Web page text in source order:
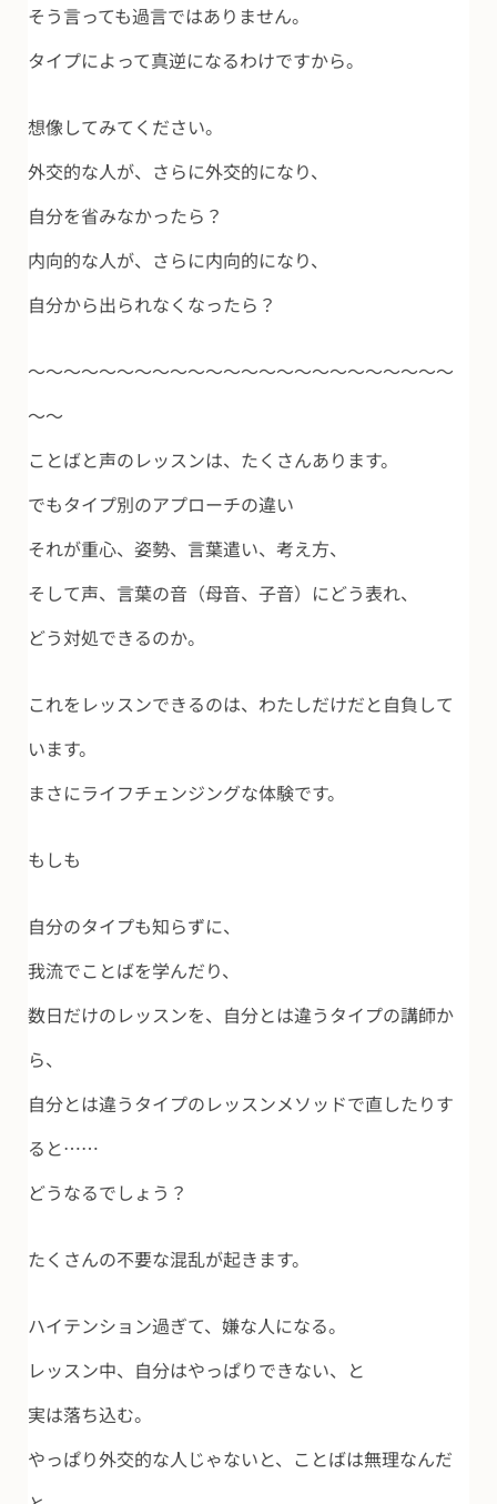
そう言っても過言ではありません。
タイプによって真逆になるわけですから。
想像してみてください。
外交的な人が、さらに外交的になり、
自分を省みなかったら？
内向的な人が、さらに内向的になり、
自分から出られなくなったら？
～～～～～～～～～～～～～～～～～～～～～～～～
～～
ことばと声のレッスンは、たくさんあります。
でもタイプ別のアプローチの違い
それが重心、姿勢、言葉遣い、考え方、
そして声、言葉の音（母音、子音）にどう表れ、
どう対処できるのか。
これをレッスンできるのは、わたしだけだと自負して
います。
まさにライフチェンジングな体験です。
もしも
自分のタイプも知らずに、
我流でことばを学んだり、
数日だけのレッスンを、自分とは違うタイプの講師か
ら、
自分とは違うタイプのレッスンメソッドで直したりす
ると……
どうなるでしょう？
たくさんの不要な混乱が起きます。
ハイテンション過ぎて、嫌な人になる。
レッスン中、自分はやっぱりできない、と
実は落ち込む。
やっぱり外交的な人じゃないと、ことばは無理なんだ